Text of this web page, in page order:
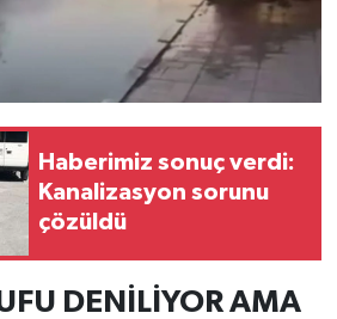
Haberimiz sonuç verdi:
Kanalizasyon sorunu
çözüldü
DENİLİYOR AMA